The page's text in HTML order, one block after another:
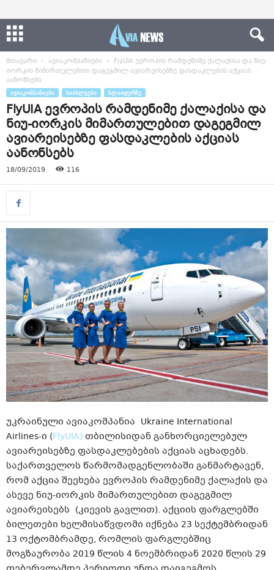
მთავარი ავიაკომპანიები
FlyUIA ევროპის რამდენიმე ქალაქისა და ნიუ-
იორკის მიმართულებით დაგეგმილ ავიარეისებზე ფასდაკლების აქციას
აანონსებს
ᲐᲕᲘᲐᲙᲝᲛᲞᲐᲜᲘᲔᲑᲘ ᲡᲘᲐᲮᲚᲔᲔᲑᲘ ᲡᲚᲐᲘᲓᲔᲠᲖᲔ
FlyUIA ევროპის რამდენიმე ქალაქისა და
ნიუ-იორკის მიმართულებით დაგეგმილ
ავიარეისებზე ფასდაკლების აქციას
აანონსებს
18/09/2019 116
უკრაინული ავიაკომპანია Ukraine International
Airlines-ი (FlyUIA) თბილისიდან განხორციელებულ
ავიარეისებზე ფასდაკლებების აქციას აცხადებს.
საქართველოს წარმომადგენლობაში განმარტავენ,
რომ აქცია შეეხება ევროპის რამდენიმე ქალაქის და
ასევე ნიუ-იორკის მიმართულებით დაგეგმილ
ავიარეისებს (კიევის გავლით). აქციის ფარგლებში
ბილეთები ხელმისაწვდომი იქნება 23 სექტემბრიდან
13 ოქტომბრამდე, რომლის ფარგლებშიც
მოგზაურობა 2019 წლის 4 ნოემბრიდან 2020 წლის 29